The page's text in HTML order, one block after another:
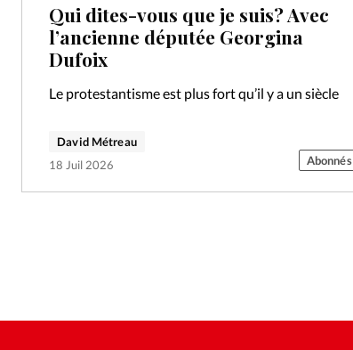
Qui dites-vous que je suis? Avec
l’ancienne députée Georgina
Dufoix
Le protestantisme est plus fort qu’il y a un siècle
David Métreau
18 Juil 2026
Abonnés